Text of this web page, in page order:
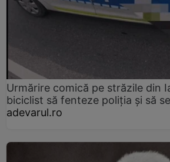
Urmărire comică pe străzile din
biciclist să fenteze poliția și să
adevarul.ro